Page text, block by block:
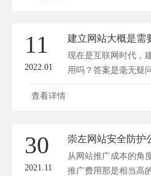
一、明确目标，精准
要明确企业的目...
11
2022.01
建立网站大概是需
现在是互联网时代，
用吗？答案是毫无疑
在网络中的脸面，也
费多少钱？ 一、自助
用dedecms管理系统，
查看详情
30
2021.11
崇左网站安全防护
从网站推广成本的角
推广费用那是相当高